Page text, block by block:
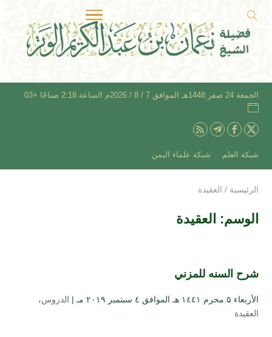
الجمعة 24 صفر 1448هـ الموافق 7 / 8 / 2026م الساعة 2:18 صباحًا +03
شبكة العلم شبكة علماء اليمن
الرئيسية / العقيدة
الوسم: العقيدة
شرح السنه للمزني
الأربعاء ۵ محرم ۱٤٤۱ هـ الموافق ٤ سبتمبر ۲۰۱۹ مـ | الدروس،
العقيدة